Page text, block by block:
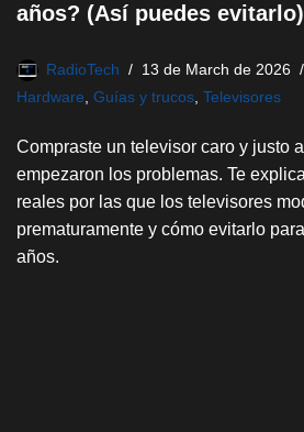
años? (Así puedes evitarlo)
RadioTech
13 de March de 2026
Hardware, Guías y trucos, Televisores
Compraste un televisor caro y justo
empezaron los problemas. Te
reales por las que los televisores
prematuramente y cómo evitarlo
años.